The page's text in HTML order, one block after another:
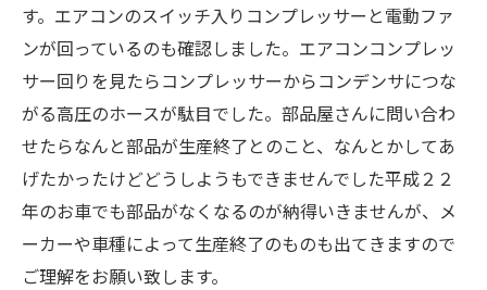
す。エアコンのスイッチ入りコンプレッサーと電動ファ
ンが回っているのも確認しました。エアコンコンプレッ
サー回りを見たらコンプレッサーからコンデンサにつな
がる高圧のホースが駄目でした。部品屋さんに問い合わ
せたらなんと部品が生産終了とのこと、なんとかしてあ
げたかったけどどうしようもできませんでした平成２２
年のお車でも部品がなくなるのが納得いきませんが、メ
ーカーや車種によって生産終了のものも出てきますので
ご理解をお願い致します。